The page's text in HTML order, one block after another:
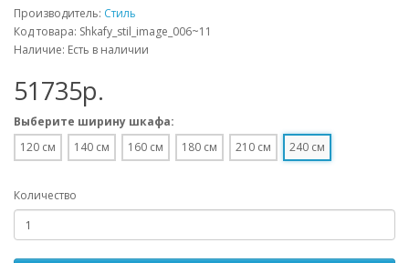
Производитель: Стиль
Код товара: Shkafy_stil_image_006~11
Наличие: Есть в наличии
51735p.
Выберите ширину шкафа:
120 см
140 см 160 см 180 см 210 см 240 см
Количество